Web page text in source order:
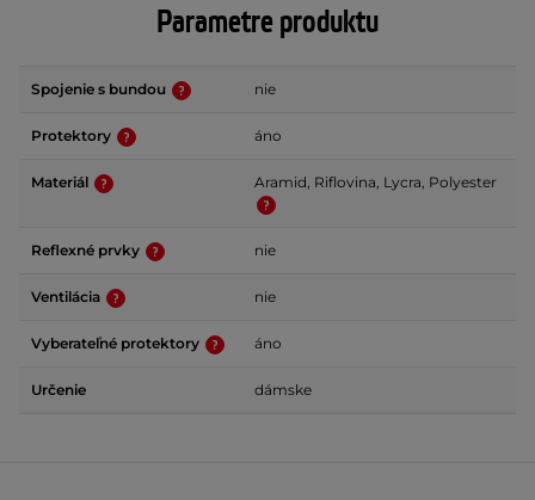
Parametre produktu
Spojenie s bundou nie
Protektory áno
Materiál Aramid, Riflovina, Lycra, Polyester
Reflexné prvky nie
Ventilácia nie
Vyberateľné protektory áno
Určenie dámske